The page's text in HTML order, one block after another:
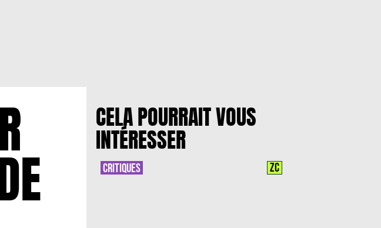
CELA POURRAIT VOUS
INTÉRESSER
CRITIQUES ZC